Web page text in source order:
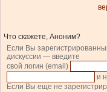
Что скажете, Аноним?
Если Вы
дискуссии — введите
свой логин (email)
и
Если Вы еще не